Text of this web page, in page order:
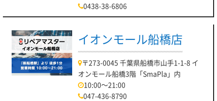
0438-38-6806
イオンモール船橋店
〒273-0045 千葉県船橋市山手1-1-8 イ
オンモール船橋3階「SmaPla」内
10:00～21:00
047-436-8790